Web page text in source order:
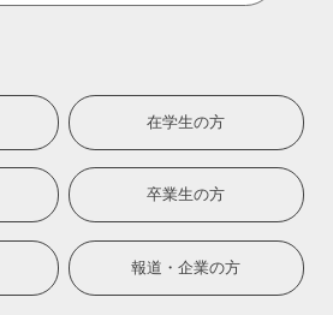
在学生の方
卒業生の方
報道・企業の方